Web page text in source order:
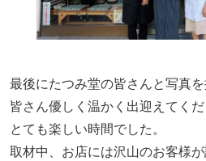
最後にたつみ堂の皆さんと写真を
皆さん優しく温かく出迎えてくだ
とても楽しい時間でした。
取材中、お店には沢山のお客様